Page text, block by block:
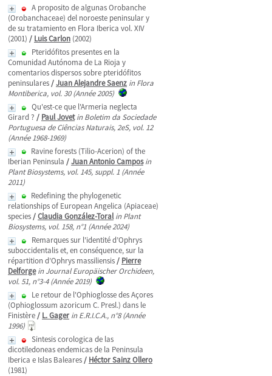
A proposito de algunas Orobanche
(Orobanchaceae) del noroeste peninsular y
de su tratamiento en Flora Iberica vol. XIV
(2001) / Luis Carlon (2002)
Pteridófitos presentes en la
Comunidad Autónoma de La Rioja y
comentarios dispersos sobre pteridófitos
peninsulares/Juan Alejandre Saenz in Flora
Montiberica, vol. 30 (Année 2005)
Qu'est-ce que l'Armeria neglecta
Girard ? / Paul Jovet in Boletim da Sociedade
Portuguesa de Ciências Naturais, 2eS, vol. 12
(Année 1968-1969)
Ravine forests (Tilio-Acerion) of the
Iberian Peninsula /Juan Antonio Campos in
Plant Biosystems, vol. 145, suppl. 1 (Année
2011)
Redefining the phylogenetic
relationships of European Angelica (Apiaceae)
species/Claudia González-Toral in Plant
Biosystems, vol. 158, n°1 (Année 2024)
Remarques sur l'identité d’Ophrys
suboccidentalis et, en conséquence, sur la
répartition d’Ophrys massiliensis/ Pierre
Delforge in Journal Europäischer Orchideen,
vol. 51, n°3-4 (Année 2019)
Le retour de l'Ophioglosse des Açores
(Ophioglossum azoricum C. Presl.) dans le
Finistère/ L. Gager in E.R.I.C.A., n°8 (Année
1996)
Sintesis corologica de las
dicotiledoneas endemicas de la Peninsula
Iberica e Islas Baleares/ Héctor Sainz Ollero
(1981)